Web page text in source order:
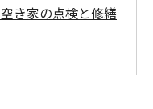
き家の点検と修繕